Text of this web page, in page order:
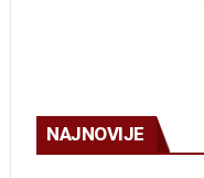
NAJNOVIJE